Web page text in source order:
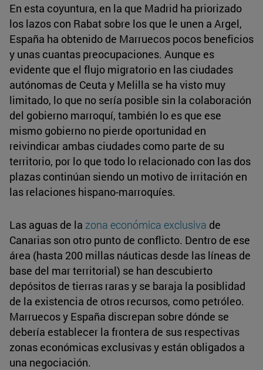
En esta coyuntura, en la que Madrid ha priorizado
los lazos con Rabat sobre los que le unen a Argel,
España ha obtenido de Marruecos pocos beneficios
y unas cuantas preocupaciones. Aunque es
evidente que el flujo migratorio en las ciudades
autónomas de Ceuta y Melilla se ha visto muy
limitado, lo que no sería posible sin la colaboración
del gobierno marroquí, también lo es que ese
mismo gobierno no pierde oportunidad en
reivindicar ambas ciudades como parte de su
territorio, por lo que todo lo relacionado con las dos
plazas continúan siendo un motivo de irritación en
las relaciones hispano-marroquíes.
Las aguas de la zona económica exclusiva de
Canarias son otro punto de conflicto. Dentro de ese
área (hasta 200 millas náuticas desde las líneas de
base del mar territorial) se han descubierto
depósitos de tierras raras y se baraja la posiblidad
de la existencia de otros recursos, como petróleo.
Marruecos y España discrepan sobre dónde se
debería establecer la frontera de sus respectivas
zonas económicas exclusivas y están obligados a
una negociación.